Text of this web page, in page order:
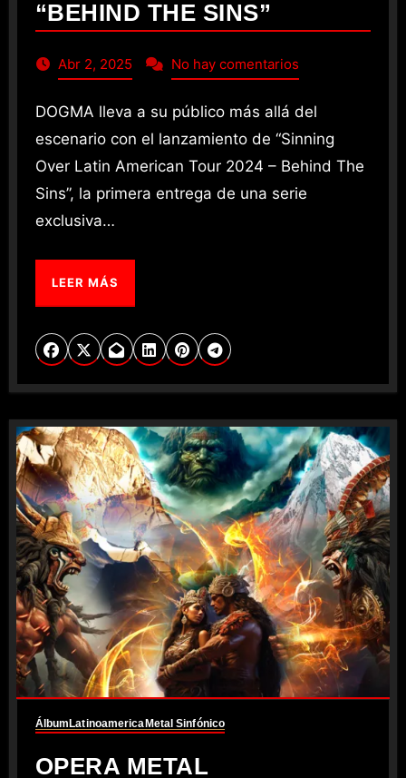
“BEHIND THE SINS”
Abr 2, 2025 No hay comentarios
DOGMA lleva a su público más allá del
escenario con el lanzamiento de “Sinning
Over Latin American Tour 2024 – Behind The
Sins”, la primera entrega de una serie
exclusiva…
LEER MÁS
ÁlbumLatinoamericaMetal Sinfónico
OPERA METAL